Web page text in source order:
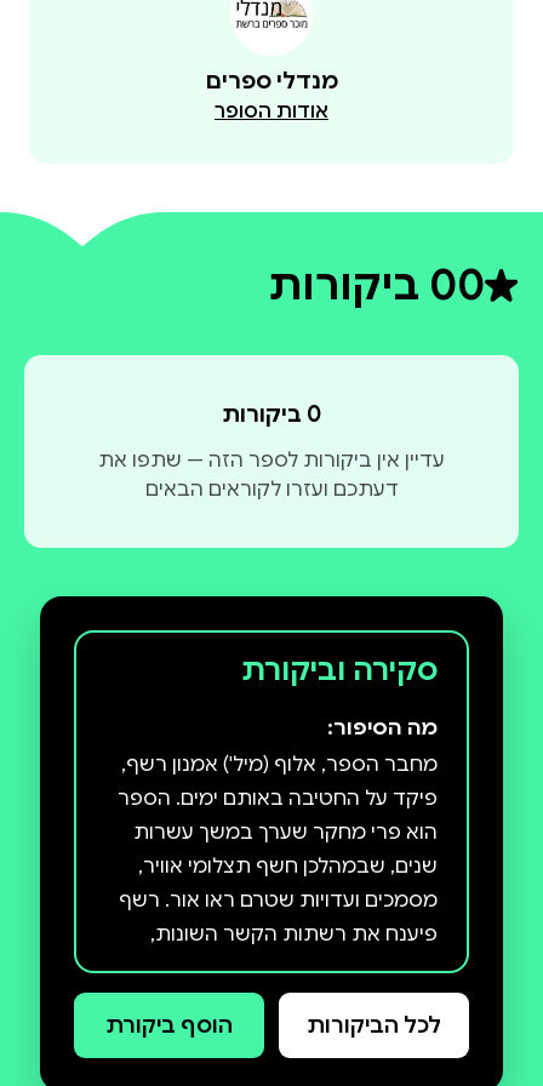
מנדלי ספרים
אודות הסופר
0דירוג ממוצע 0 מתוך 5
0 ביקורות
0 ביקורות
עדיין אין ביקורות לספר הזה — שתפו את
דעתכם ועזרו לקוראים הבאים
סקירה וביקורת
מה הסיפור:
מחבר הספר, אלוף (מיל') אמנון רשף,
פיקד על החטיבה באותם ימים. הספר
הוא פרי מחקר שערך במשך עשרות
שנים, שבמהלכן חשף תצלומי אוויר,
מסמכים ועדויות שטרם ראו אור. רשף
פיענח את רשתות הקשר השונות,
שיחזר באמצעותן את הקרבות דקה
אחר דקה ושירטט את תמונת הקרבות
באופן המדויק והקרוב ביותר למציאות
לכל הביקורות הוסף ביקורת